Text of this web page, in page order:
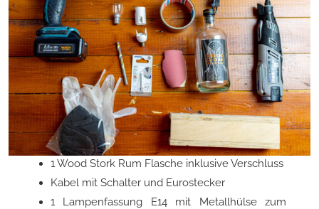
1 Wood Stork Rum Flasche inklusive Verschluss
Kabel mit Schalter und Eurostecker
1 Lampenfassung E14 mit Metallhülse zum